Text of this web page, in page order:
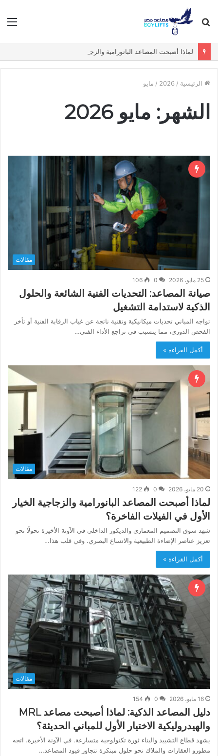
بحث
الرئيسية /
2026
/ مايو
الشهر: مايو 2026
مقالات
25 مايو، 2026 0
106
صيانة المصاعد: التحديات الفنية الشائعة والحلول
الذكية لاستدامة التشغيل
تواجه المباني تحديات ميكانيكية وتقنية ناتجة عن غياب الرقابة الفنية أو تأخر
الفحص الدوري، مما يتسبب في تراجع الأداء الفني…
أكمل القراءة »
مقالات
20 مايو، 2026 0
122
لماذا أصبحت المصاعد البانورامية والزجاجية الخيار
الأول في الفيلات الفاخرة؟
شهد سوق التصميم المعماري والديكور الداخلي في الآونة الأخيرة تحولًا نحو
تعزيز عناصر الإضاءة الطبيعية والاتساع البصري. وفي قلب هذا…
أكمل القراءة »
مقالات
16 مايو، 2026 0
154
دليل المصاعد الذكية: لماذا أصبحت مصاعد MRL
والهيدروليكية الاختيار الأول للمباني الحديثة؟
يشهد قطاع التشييد والبناء ثورة تكنولوجية متسارعة. في الآونة الأخيرة، اتجه
مطورو العقارات والملاك نحو حلول مبتكرة تتجاوز قيود المصاعد…